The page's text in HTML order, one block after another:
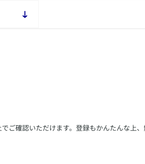
確認いただけます。登録もかんたんな上、